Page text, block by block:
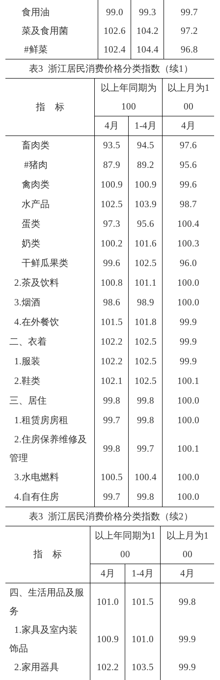
食用油
99.0 99.3
99.7
菜及食用菌
102.6 104.2
97.2
#鲜菜
102.4 104.4
96.8
表3 浙江居民消费价格分类指数（续1）
指 标
以上年同期为
100
以上月为1
00
4月 1-4月 4月
畜肉类
93.5 94.5
97.6
#猪肉
87.9 89.2
95.6
禽肉类
100.9 100.9
99.6
水产品
102.5 103.9
98.7
蛋类
97.3 95.6
100.4
奶类
100.2 101.6
100.3
干鲜瓜果类
99.6 102.5
96.0
2.茶及饮料
100.8 101.1
100.0
3.烟酒
98.6 98.9
100.0
4.在外餐饮
101.5 101.8
99.9
二、衣着
102.2 102.5
99.9
1.服装
102.2 102.5
99.9
2.鞋类
102.1 102.5
100.1
三、居住
99.8 99.8
100.0
1.租赁房房租
99.7 99.8
100.0
2.住房保养维修及
管理
99.8 99.7 100.1
3.水电燃料 100.5 100.4
100.0
4.自有住房
99.7 99.8
100.0
表3 浙江居民消费价格分类指数（续2）
指 标
以上年同期为1
00
以上月为1
00
4月 1-4月 4月
四、生活用品及服
务
101.0 101.5 99.8
1.家具及室内装
饰品
100.9 101.0 99.9
2.家用器具 102.2 103.5
99.9